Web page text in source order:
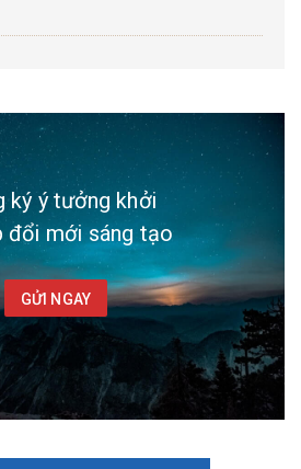
ký ý tưởng khởi
đổi mới sáng tạo
GỬI NGAY